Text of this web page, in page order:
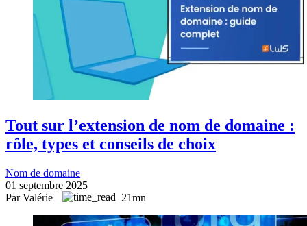
Tout sur l’extension de nom de domaine :
rôle, types et conseils de choix
Nom de domaine
01 septembre 2025
Par Valérie
21mn